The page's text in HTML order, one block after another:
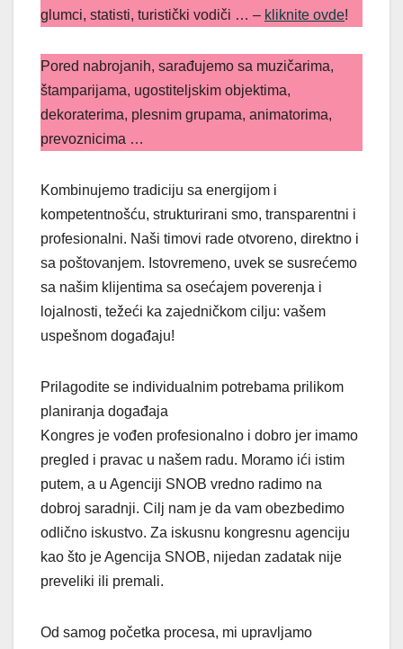
glumci, statisti, turistički vodiči … – kliknite ovde!
Pored nabrojanih, sarađujemo sa muzičarima,
štamparijama, ugostiteljskim objektima,
dekoraterima, plesnim grupama, animatorima,
prevoznicima …
Kombinujemo tradiciju sa energijom i
kompetentnošću, strukturirani smo, transparentni i
profesionalni. Naši timovi rade otvoreno, direktno i
sa poštovanjem. Istovremeno, uvek se susrećemo
sa našim klijentima sa osećajem poverenja i
lojalnosti, težeći ka zajedničkom cilju: vašem
uspešnom događaju!
Prilagodite se individualnim potrebama prilikom
planiranja događaja
Kongres je vođen profesionalno i dobro jer imamo
pregled i pravac u našem radu. Moramo ići istim
putem, a u Agenciji SNOB vredno radimo na
dobroj saradnji. Cilj nam je da vam obezbedimo
odlično iskustvo. Za iskusnu kongresnu agenciju
kao što je Agencija SNOB, nijedan zadatak nije
preveliki ili premali.
Od samog početka procesa, mi upravljamo